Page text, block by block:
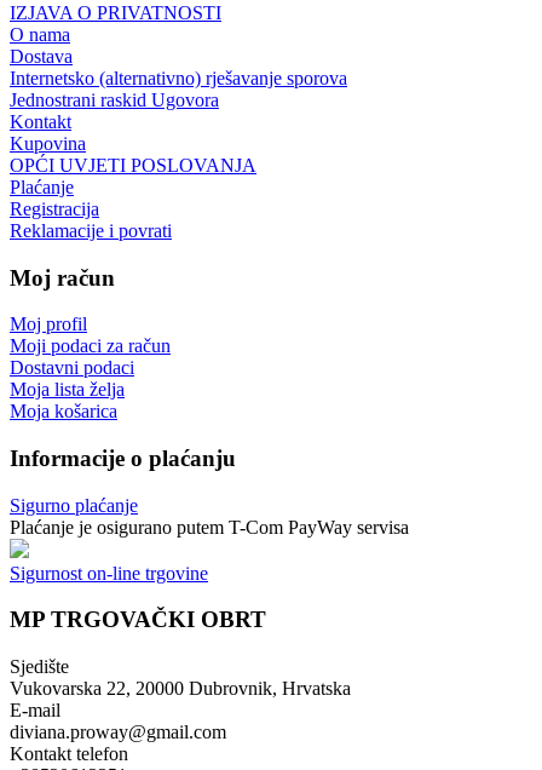
IZJAVA O PRIVATNOSTI
O nama
Dostava
Internetsko (alternativno) rješavanje sporova
Jednostrani raskid Ugovora
Kontakt
Kupovina
OPĆI UVJETI POSLOVANJA
Plaćanje
Registracija
Reklamacije i povrati
Moj račun
Moj profil
Moji podaci za račun
Dostavni podaci
Moja lista želja
Moja košarica
Informacije o plaćanju
Sigurno plaćanje
Plaćanje je osigurano putem T-Com PayWay servisa
Sigurnost on-line trgovine
MP TRGOVAČKI OBRT
Sjedište
Vukovarska 22, 20000 Dubrovnik, Hrvatska
E-mail
diviana.proway@gmail.com
Kontakt telefon